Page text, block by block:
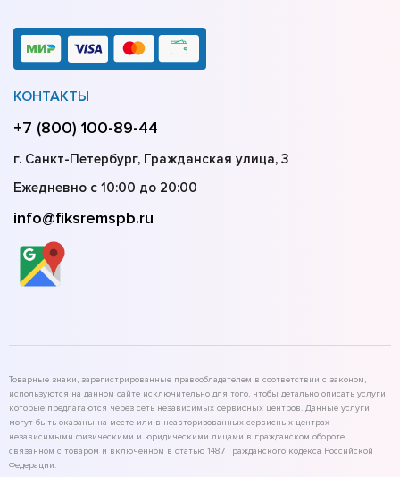
КОНТАКТЫ
+7 (800) 100-89-44
г. Санкт-Петербург, Гражданская улица, 3
Ежедневно с 10:00 до 20:00
info@fiksremspb.ru
Товарные знаки, зарегистрированные правообладателем в соответствии с законом,
используются на данном сайте исключительно для того, чтобы детально описать услуги,
которые предлагаются через сеть независимых сервисных центров. Данные услуги
могут быть оказаны на месте или в неавторизованных сервисных центрах
независимыми физическими и юридическими лицами в гражданском обороте,
связанном с товаром и включенном в статью 1487 Гражданского кодекса Российской
Федерации.